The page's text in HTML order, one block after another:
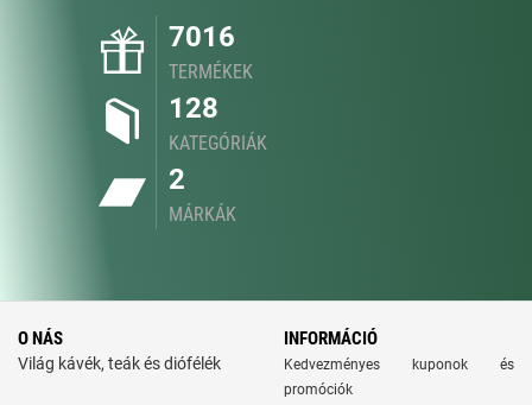
7016
TERMÉKEK
128
KATEGÓRIÁK
2
MÁRKÁK
O NÁS
Világ kávék, teák és diófélék
INFORMÁCIÓ
Kedvezményes kuponok és
promóciók